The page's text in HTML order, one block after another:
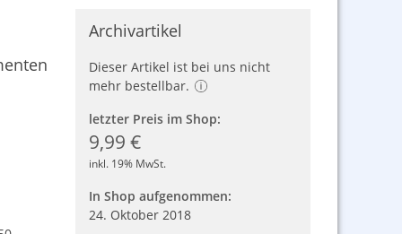
Archivartikel
Dieser Artikel ist bei uns nicht
mehr bestellbar.
letzter Preis im Shop:
9,99 €
inkl. 19% MwSt.
In Shop aufgenommen:
24. Oktober 2018